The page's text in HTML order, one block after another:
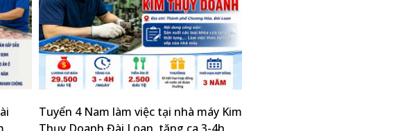
Tuyển 4 Nam làm việc tại nhà máy Kim